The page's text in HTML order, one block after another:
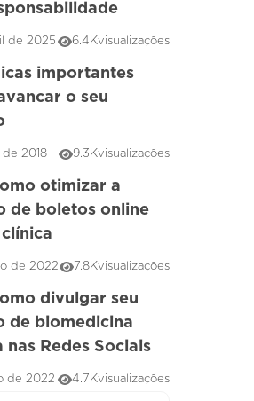
de 2025 6.4Kvisualizações
importantes
o seu
de 2018 9.3Kvisualizações
otimizar a
de boletos online
de 2022 7.8Kvisualizações
divulgar seu
de biomedicina
nas Redes Sociais
de 2022 4.7Kvisualizações